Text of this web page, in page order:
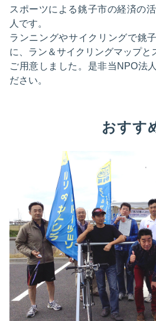
スポーツによる銚子市の経済の
人です。
ランニングやサイクリングで銚
に、ラン＆サイクリングマップと
ご用意しました。是非当NPO法
ださい。
おすす